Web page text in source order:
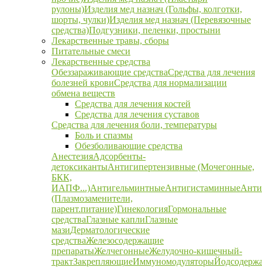
рулоны)Изделия мед назнач (Гольфы, колготки,
шорты, чулки)Изделия мед назнач (Перевязочные
средства)Подгузники, пеленки, простыни
Лекарственные травы, сборы
Питательные смеси
Лекарственные средства
Обеззараживающие средстваСредства для лечения
болезней кровиСредства для нормализации
обмена веществ
Средства для лечения костей
Средства для лечения суставов
Средства для лечения боли, температуры
Боль и спазмы
Обезболивающие средства
АнестезияАдсорбенты-
детоксикантыАнтигипертензивные (Мочегонные,
БКК,
ИАПФ...)АнтигельминтныеАнтигистаминные
(Плазмозаменители,
парент.питание)ГинекологияГормональные
средстваГлазные каплиГлазные
мазиДерматологические
средстваЖелезосодержащие
препаратыЖелчегонныеЖелудочно-кишечный-
трактЗакрепляющиеИммуномодуляторы